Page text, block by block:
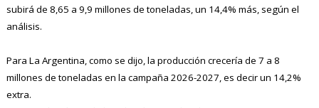
subirá de 8,65 a 9,9 millones de toneladas, un 14,4% más, según el
análisis.
Para La Argentina, como se dijo, la producción crecería de 7 a 8
millones de toneladas en la campaña 2026-2027, es decir un 14,2%
extra.